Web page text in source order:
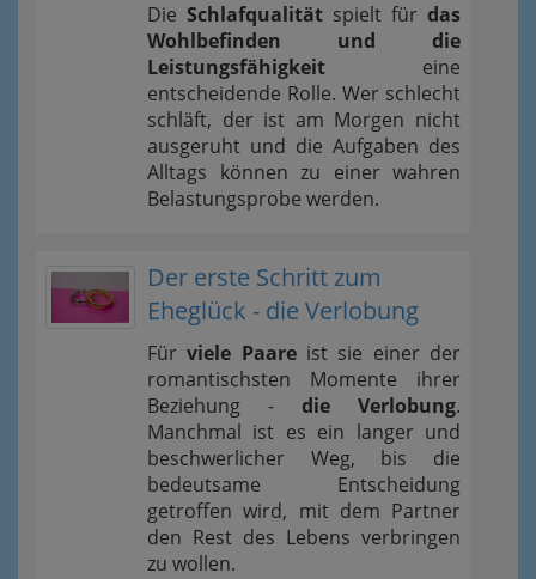
Die Schlafqualität spielt für das
Wohlbefinden und die
Leistungsfähigkeit eine
entscheidende Rolle. Wer schlecht
schläft, der ist am Morgen nicht
ausgeruht und die Aufgaben des
Alltags können zu einer wahren
Belastungsprobe werden.
Der erste Schritt zum
Eheglück - die Verlobung
Fürviele Paareist sie einer der
romantischsten Momente ihrer
Beziehung - die Verlobung.
Manchmal ist es ein langer und
beschwerlicher Weg, bis die
bedeutsame Entscheidung
getroffen wird, mit dem Partner
den Rest des Lebens verbringen
zu wollen.